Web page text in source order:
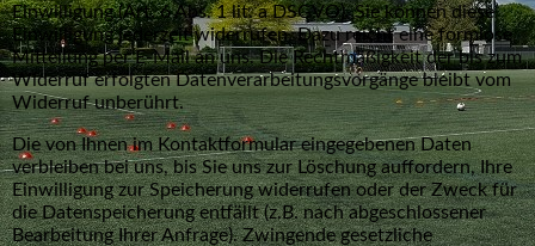
Einwilligung (Art. 6 Abs. 1 lit. a DSGVO). Sie können diese
Einwilligung jederzeit widerrufen. Dazu reicht eine formlose
Mitteilung per E-Mail an uns. Die Rechtmäßigkeit der bis zum
Widerruf erfolgten Datenverarbeitungsvorgänge bleibt vom
Widerruf unberührt.
Die von Ihnen im Kontaktformular eingegebenen Daten
verbleiben bei uns, bis Sie uns zur Löschung auffordern, Ihre
Einwilligung zur Speicherung widerrufen oder der Zweck für
die Datenspeicherung entfällt (z.B. nach abgeschlossener
Bearbeitung Ihrer Anfrage). Zwingende gesetzliche